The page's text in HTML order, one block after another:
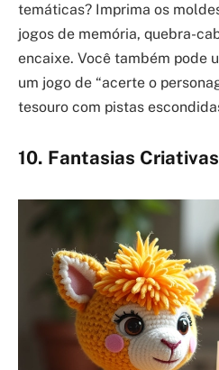
temáticas? Imprima os
jogos de memória, quebra-
encaixe. Você também pode
um jogo de “acerte o
tesouro com pistas
10. Fantasias